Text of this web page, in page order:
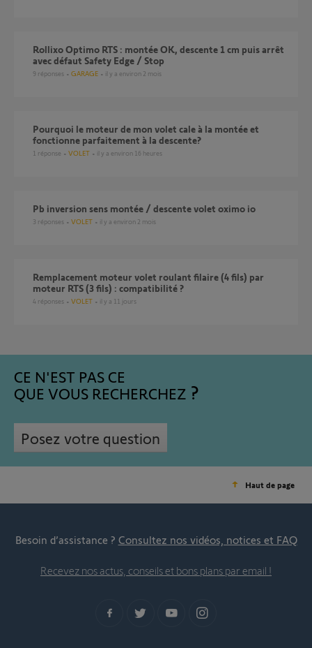
Rollixo Optimo RTS : montée OK, descente 1 cm puis arrêt
avec défaut Safety Edge / Stop
9 réponses GARAGE il y a environ 2 mois
Pourquoi le moteur de mon volet cale à la montée et
fonctionne parfaitement à la descente?
1 réponse VOLET il y a environ 16 heures
pb inversion sens montée / descente volet oximo io
3 réponses VOLET il y a environ 2 mois
Remplacement moteur volet roulant filaire (4 fils) par
moteur RTS (3 fils) : compatibilité ?
4 réponses VOLET il y a 11 jours
CE N'EST PAS CE
QUE VOUS RECHERCHEZ
Posez votre question
Haut de page
Besoin d’assistance ? Consultez nos vidéos, notices et FAQ
Recevez nos actus, conseils et bons plans par email !